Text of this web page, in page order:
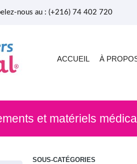
nous au : (+216) 74 402 720
ACCUEIL À
et matériels
SOUS-CATÉGORIES